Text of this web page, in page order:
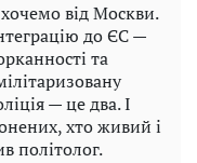
від Москви.
до ЄС —
та
— це два. І
хто живий і
політолог.